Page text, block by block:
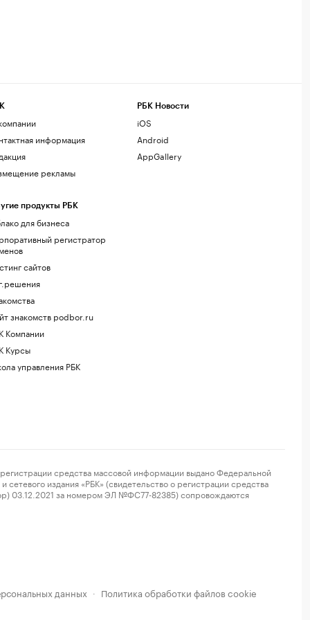
информация
рекламы
продукты РБК
для бизнеса
регистратор
сайтов
знакомств podbor.ru
Компании
Курсы
управления РБК
РБК Новости
iOS
Android
AppGallery
средства массовой информации выдано Федеральной
издания «РБК» (свидетельство о регистрации средства
03.12.2021 за номером ЭЛ №ФС77-82385) сопровождаются
данных · Политика обработки файлов cookie